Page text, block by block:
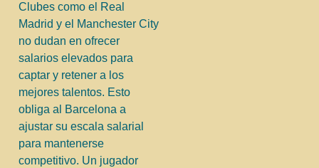
Clubes como el Real
Madrid y el Manchester City
no dudan en ofrecer
salarios elevados para
captar y retener a los
mejores talentos. Esto
obliga al Barcelona a
ajustar su escala salarial
para mantenerse
competitivo. Un jugador